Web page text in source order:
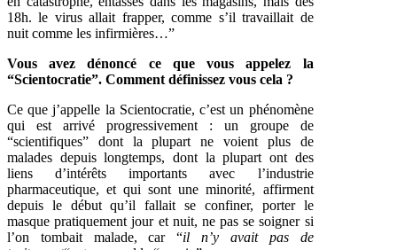
18h. le virus allait frapper, comme s’il travaillait de
nuit comme les infirmières…”
Vous avez dénoncé ce que vous appelez la
“Scientocratie”. Comment définissez vous cela ?
Ce que j’appelle la Scientocratie, c’est un phénomène
qui est arrivé progressivement : un groupe de
“scientifiques” dont la plupart ne voient plus de
malades depuis longtemps, dont la plupart ont des
liens d’intérêts importants avec l’industrie
pharmaceutique, et qui sont une minorité, affirment
depuis le début qu’il fallait se confiner, porter le
masque pratiquement jour et nuit, ne pas se soigner si
l’on tombait malade, car “il n’y avait pas de